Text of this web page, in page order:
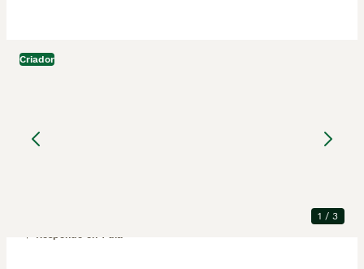
Criador
1 / 3
exoticos
Chihuahua
Béjar, Salamanca
Responde en 1 día